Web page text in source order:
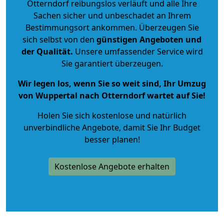
Otterndorf reibungslos verläuft und alle Ihre
Sachen sicher und unbeschadet an Ihrem
Bestimmungsort ankommen. Überzeugen Sie
sich selbst von den günstigen Angeboten und
der Qualität. Unsere umfassender Service wird
Sie garantiert überzeugen.
Wir legen los, wenn Sie so weit sind, Ihr Umzug
von Wuppertal nach Otterndorf wartet auf Sie!
Holen Sie sich kostenlose und natürlich
unverbindliche Angebote, damit Sie Ihr Budget
besser planen!
Kostenlose Angebote erhalten